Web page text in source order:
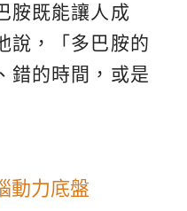
胺既能讓人成
說，「多巴胺的
錯的時間，或是
動力底盤